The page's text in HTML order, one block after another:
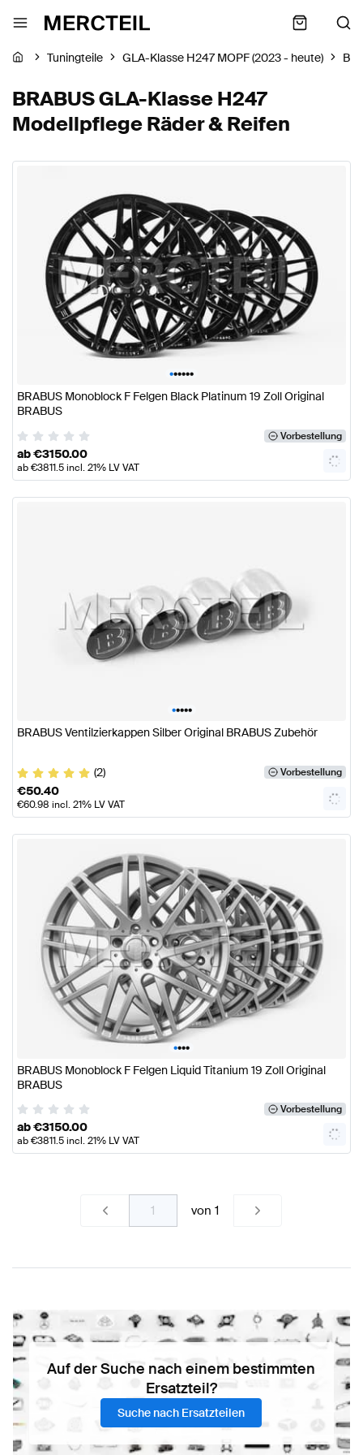
Tuningteile GLA-Klasse H247 MOPF (2023 - heute)
BRABUS GLA-Klasse H247
Modellpflege Räder & Reifen
••••••
BRABUS Monoblock F Felgen Black Platinum 19 Zoll Original
BRABUS
Vorbestellung
ab€3150.00
ab€3811.5incl. 21% LV VAT
•••••
BRABUS Ventilzierkappen Silber Original BRABUS Zubehör
(2) Vorbestellung
€50.40
€60.98 incl. 21% LV VAT
••••
BRABUS Monoblock F Felgen Liquid Titanium 19 Zoll Original
BRABUS
Vorbestellung
ab€3150.00
ab€3811.5incl. 21% LV VAT
von1
Auf der Suche nach einem bestimmten
Ersatzteil?
Suche nach Ersatzteilen